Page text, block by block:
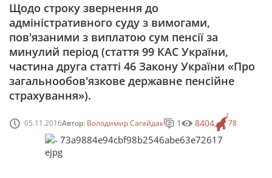
Щодо строку звернення до
адміністративного суду з вимогами,
пов'язаними з виплатою сум пенсії за
минулий період (стаття 99 КАС України,
частина друга статті 46 Закону України «Про
загальнообов'язкове державне пенсійне
страхування»).
05.11.2016Автор: Володимир Сагайдак 78
1 8404